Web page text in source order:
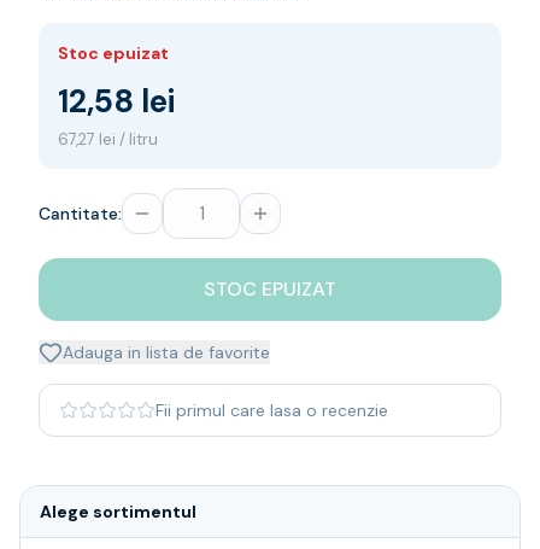
Germania
Noua Zeelanda
Spumante
Sampanie
Single malt
Japanese
Bourbon
Blanded Japanese
Canadian
Rom
Vodka
Stoc epuizat
12,58 lei
67,27 lei / litru
Cantitate:
STOC EPUIZAT
Adauga in lista de favorite
Fii primul care lasa o recenzie
Alege sortimentul